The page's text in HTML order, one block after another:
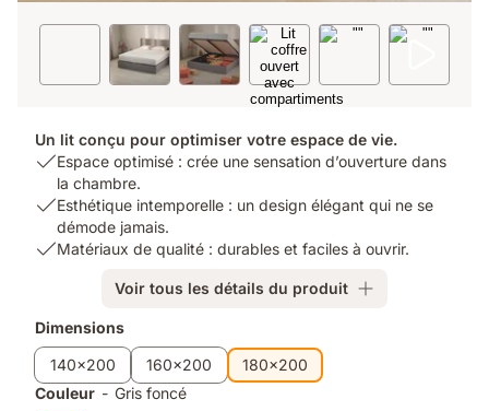
Un lit conçu pour optimiser votre espace de vie.
USP
Espace
optimisé
:
d’ouverture
dans
la
chambre.
Espace optimisé : crée une sensation d’ouverture dans
la chambre.
USP
Esthétique
design
élégant
qui
ne
Esthétique intemporelle : un design élégant qui ne se
démode jamais.
USP
qualité
:
durables
et
Matériaux de qualité : durables et faciles à ouvrir.
Voir tous les détails du produit
Produits
supplémentaires
Dimensions
140x200
160x200
180x200
Couleur - Gris foncé